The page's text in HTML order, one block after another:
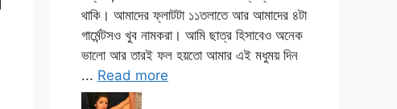
থাকি। আমাদের ফ্লাটটা ১১তলাতে আর আমাদের ৪টা
গার্মেন্টসও খুব নামকরা। আমি ছাত্র হিসাবেও অনেক
ভালো আর তারই ফল হয়তো আমার এই মধুময় দিন
... Read more